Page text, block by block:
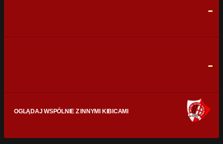
-
-
OGLĄDAJ WSPÓLNIE Z INNYMI KIBICAMI